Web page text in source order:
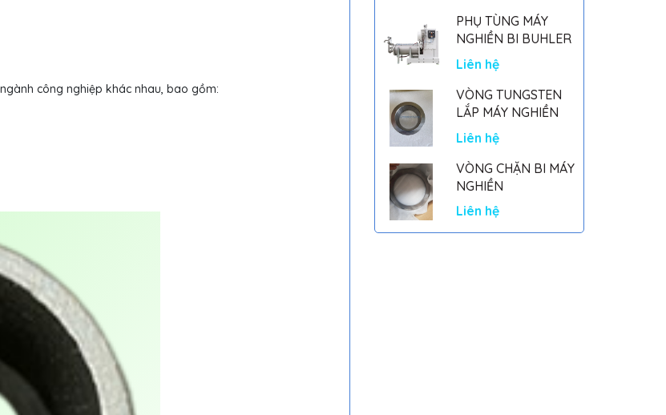
công nghiệp khác nhau, bao gồm:
PHỤ TÙNG MÁY
NGHIỀN BI BUHLER
Liên hệ
VÒNG TUNGSTEN
LẮP MÁY NGHIỀN
Liên hệ
VÒNG CHẶN BI MÁY
NGHIỀN
Liên hệ